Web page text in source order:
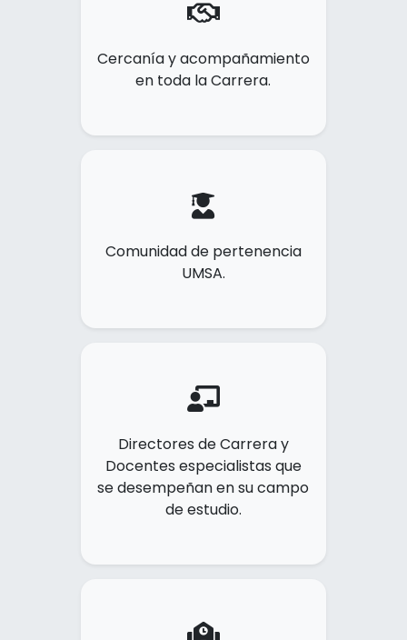
Cercanía y acompañamiento
en toda la Carrera.
Comunidad de pertenencia
UMSA.
Directores de Carrera y
Docentes especialistas que
se desempeñan en su campo
de estudio.